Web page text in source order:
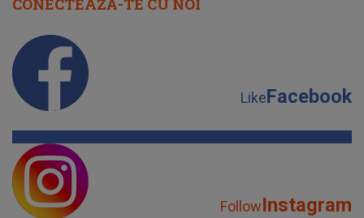
CONECTEAZĂ-TE CU NOI
LikeFacebook
FollowInstagram